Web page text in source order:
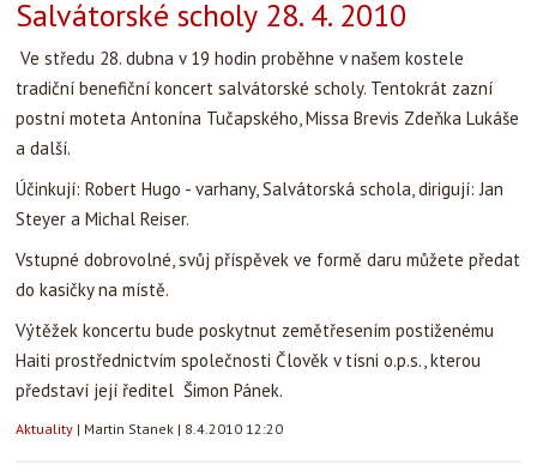
Salvátorské scholy 28. 4. 2010
Ve středu 28. dubna v 19 hodin proběhne v našem kostele
tradiční benefiční koncert salvátorské scholy. Tentokrát zazní
postní moteta Antonína Tučapského, Missa Brevis Zdeňka Lukáše
a další.
Účinkují: Robert Hugo - varhany, Salvátorská schola, dirigují: Jan
Steyer a Michal Reiser.
Vstupné dobrovolné, svůj příspěvek ve formě daru můžete předat
do kasičky na místě.
Výtěžek koncertu bude poskytnut zemětřesením postiženému
Haiti prostřednictvím společnosti Člověk v tísni o.p.s., kterou
představí její ředitel Šimon Pánek.
Aktuality | Martin Stanek | 8.4.2010 12:20